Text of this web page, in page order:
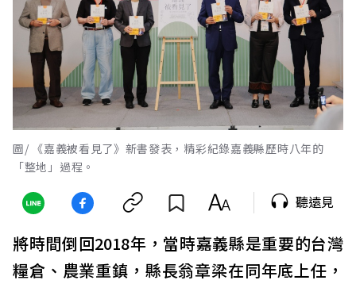
圖/ 《嘉義被看見了》新書發表，精彩紀錄嘉義縣歷時八年的
「整地」過程。
聽遠見
將時間倒回2018年，當時嘉義縣是重要的台灣
糧倉、農業重鎮，縣長翁章梁在同年底上任，